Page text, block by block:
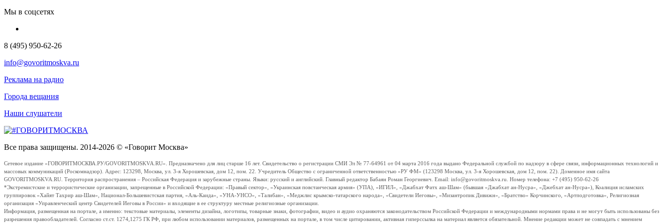
Мы в соцсетях
8 (495) 950-62-26
info@govoritmoskva.ru
Реклама на радио
Города вещания
Наши слушатели
Все права защищены. 2014-2026 © «Говорит Москва»
Сетевое издание «ГОВОРИТМОСКВА.РУ/GOVORITMOSKVA.RU». Предназначено для лиц старше 16 лет. Свидетельство о регистрации СМИ Эл № 77-64961 от 04 марта 2016 года выдано Федеральной службой по надзору в сфере связи, информационных технологий и
массовых коммуникаций (Роскомнадзор). Адрес: 123298, Москва, ул. 3-я Хорошевская, дом 12, пом. 22. Учредитель Общество с ограниченной ответственностью «РУ ФМ» (123298 Москва, ул. 3-я Хорошевская, дом 12, пом. 22). Доменное имя сайта
GOVORITMOSKVA.RU. Территория распространения – Российская Федерация и зарубежные страны. Языки: русский и английский. Главный редактор Бабаян Роман Георгиевич. Email: info@govoritmoskva.ru. Номер телефона: +7 (495) 950-62-26
*Экстремистские и террористические организации, запрещенные в Российской Федерации: «Правый сектор», «Украинская повстанческая армия» (УПА), «ИГИЛ», «Джабхат Фатх аш-Шам» (бывшая «Джабхат ан-Нусра», «Джебхат ан-Нусра»), Коалиция исламских
группировок «Хайят Тахрир аш-Шам», Национал-Большевистская партия, «Аль-Каида», «УНА-УНСО», «Талибан», «Меджлис крымско-татарского народа», «Свидетели Иеговы», «Мизантропик Дивижн», «Братство» Корчинского, «Артподготовка», Религиозная
организация «Управленческий центр Свидетелей Иеговы в России» и входящие в ее структуру местные религиозные организации.
Информация, размещенная на портале, а именно: текстовые материалы, элементы дизайна, логотипы, товарные знаки, фотографии, видео и аудио охраняются законодательством Российской Федерации и международными нормами права и не могут быть использованы без
разрешения правообладателей. Согласно ст.ст. 1274,1275 ГК РФ, при любом использовании материалов, размещенных на портале, в том числе цитировании, активная гиперссылка на материал является обязательной. Мнение редакции может не совпадать с мнением